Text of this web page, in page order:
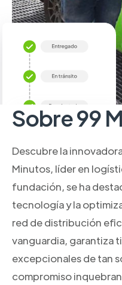
Sobre 99
Descubre la
Minutos, líder en
fundación, se ha
tecnología y la
red de distribución
vanguardia, garantiza
excepcionales de tan
compromiso